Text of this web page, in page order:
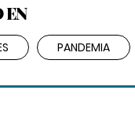
EN
PANDEMIA